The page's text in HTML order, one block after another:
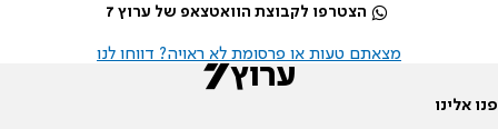
הצטרפו לקבוצת הוואטצאפ של ערוץ 7
מצאתם טעות או פרסומת לא ראויה? דווחו לנו
פנו אלינו